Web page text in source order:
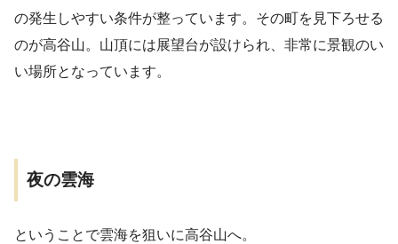
の発生しやすい条件が整っています。その町を見下ろせる
のが高谷山。山頂には展望台が設けられ、非常に景観のい
い場所となっています。
夜の雲海
ということで雲海を狙いに高谷山へ。